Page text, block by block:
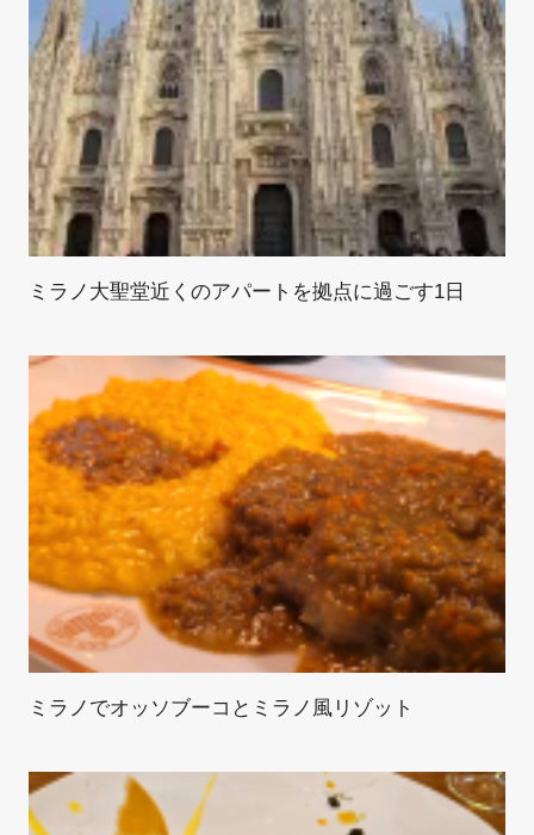
ミラノ大聖堂近くのアパートを拠点に過ごす1日
ミラノでオッソブーコとミラノ風リゾット